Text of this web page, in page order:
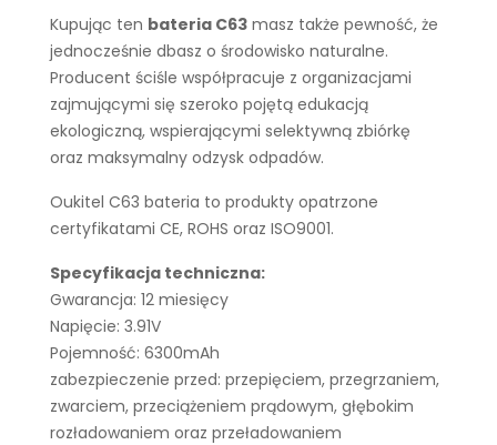
Kupując ten bateria C63 masz także pewność, że
jednocześnie dbasz o środowisko naturalne.
Producent ściśle współpracuje z organizacjami
zajmującymi się szeroko pojętą edukacją
ekologiczną, wspierającymi selektywną zbiórkę
oraz maksymalny odzysk odpadów.
Oukitel C63 bateria to produkty opatrzone
certyfikatami CE, ROHS oraz ISO9001.
Specyfikacja techniczna:
Gwarancja: 12 miesięcy
Napięcie: 3.91V
Pojemność: 6300mAh
zabezpieczenie przed: przepięciem, przegrzaniem,
zwarciem, przeciążeniem prądowym, głębokim
rozładowaniem oraz przeładowaniem